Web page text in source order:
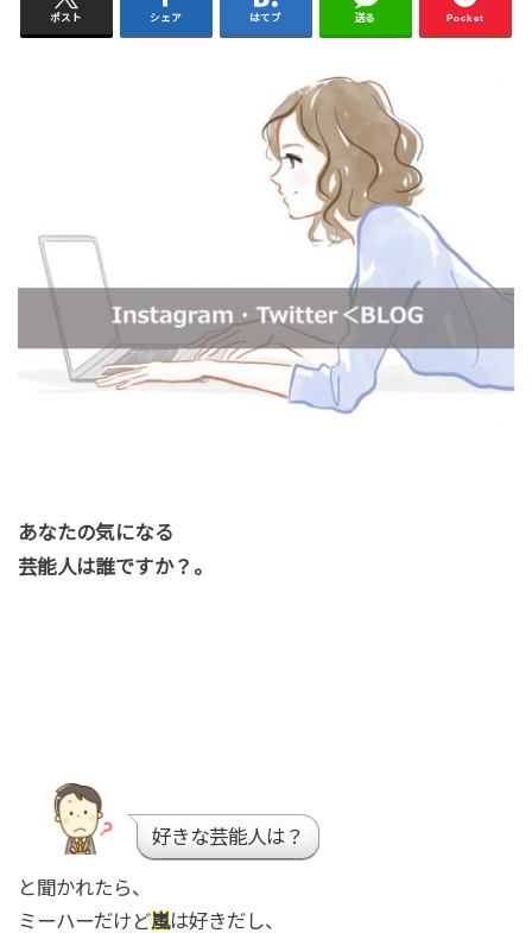
ポスト シェア はてブ 送る Pocket
あなたの気になる
芸能人は誰ですか？。
好きな芸能人は？
と聞かれたら、
ミーハーだけど嵐は好きだし、